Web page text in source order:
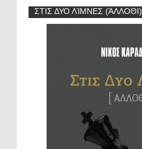
ΣΤΙΣ ΔΥΟ ΛΊΜΝΕΣ (ΆΛΛΟΘΙ)